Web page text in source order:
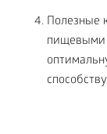
Полезные
пищевыми